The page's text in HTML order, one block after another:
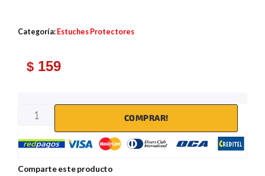
Categoría: Estuches Protectores
$ 159
COMPRAR!
Comparte este producto